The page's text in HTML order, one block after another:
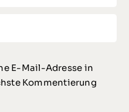
E-Mail-Adresse in
Kommentierung